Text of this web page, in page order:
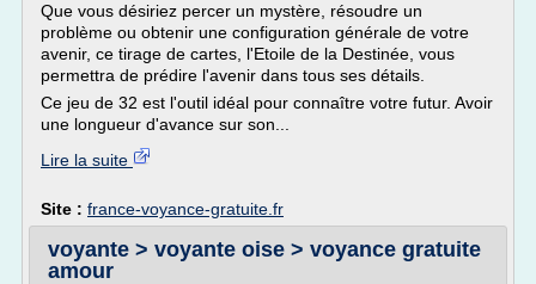
Que vous désiriez percer un mystère, résoudre un
problème ou obtenir une configuration générale de votre
avenir, ce tirage de cartes, l'Etoile de la Destinée, vous
permettra de prédire l'avenir dans tous ses détails.
Ce jeu de 32 est l'outil idéal pour connaître votre futur. Avoir
une longueur d'avance sur son...
Lire la suite
Site : france-voyance-gratuite.fr
voyante > voyante oise > voyance gratuite
amour